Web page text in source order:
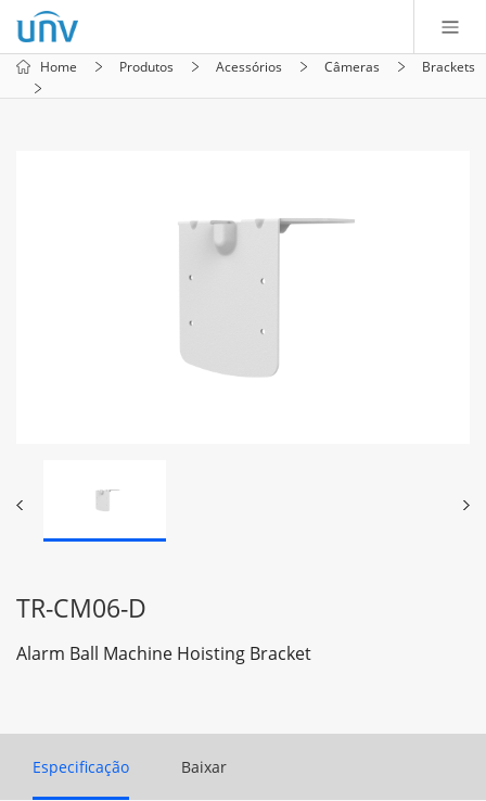
Home Produtos Acessórios Câmeras Brackets
TR-CM06-D
Alarm Ball Machine Hoisting Bracket
Especificação Baixar